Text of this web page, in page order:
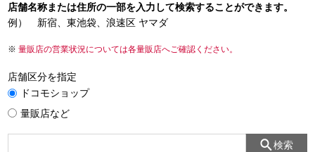
店舗名称または住所の一部を入力して検索することができます。
例） 新宿、東池袋、浪速区 ヤマダ
量販店の営業状況については各量販店へご確認ください。
店舗区分を指定
ドコモショップ
量販店など
検索